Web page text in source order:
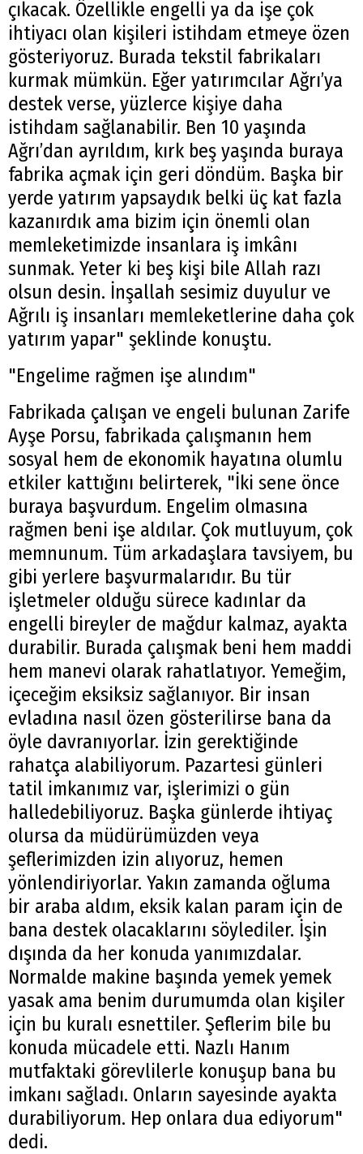
çıkacak. Özellikle engelli ya da işe çok
ihtiyacı olan kişileri istihdam etmeye özen
gösteriyoruz. Burada tekstil fabrikaları
kurmak mümkün. Eğer yatırımcılar Ağrı’ya
destek verse, yüzlerce kişiye daha
istihdam sağlanabilir. Ben 10 yaşında
Ağrı’dan ayrıldım, kırk beş yaşında buraya
fabrika açmak için geri döndüm. Başka bir
yerde yatırım yapsaydık belki üç kat fazla
kazanırdık ama bizim için önemli olan
memleketimizde insanlara iş imkânı
sunmak. Yeter ki beş kişi bile Allah razı
olsun desin. İnşallah sesimiz duyulur ve
Ağrılı iş insanları memleketlerine daha çok
yatırım yapar" şeklinde konuştu.
"Engelime rağmen işe alındım"
Fabrikada çalışan ve engeli bulunan Zarife
Ayşe Porsu, fabrikada çalışmanın hem
sosyal hem de ekonomik hayatına olumlu
etkiler kattığını belirterek, "İki sene önce
buraya başvurdum. Engelim olmasına
rağmen beni işe aldılar. Çok mutluyum, çok
memnunum. Tüm arkadaşlara tavsiyem, bu
gibi yerlere başvurmalarıdır. Bu tür
işletmeler olduğu sürece kadınlar da
engelli bireyler de mağdur kalmaz, ayakta
durabilir. Burada çalışmak beni hem maddi
hem manevi olarak rahatlatıyor. Yemeğim,
içeceğim eksiksiz sağlanıyor. Bir insan
evladına nasıl özen gösterilirse bana da
öyle davranıyorlar. İzin gerektiğinde
rahatça alabiliyorum. Pazartesi günleri
tatil imkanımız var, işlerimizi o gün
halledebiliyoruz. Başka günlerde ihtiyaç
olursa da müdürümüzden veya
şeflerimizden izin alıyoruz, hemen
yönlendiriyorlar. Yakın zamanda oğluma
bir araba aldım, eksik kalan param için de
bana destek olacaklarını söylediler. İşin
dışında da her konuda yanımızdalar.
Normalde makine başında yemek yemek
yasak ama benim durumumda olan kişiler
için bu kuralı esnettiler. Şeflerim bile bu
konuda mücadele etti. Nazlı Hanım
mutfaktaki görevlilerle konuşup bana bu
imkanı sağladı. Onların sayesinde ayakta
durabiliyorum. Hep onlara dua ediyorum"
dedi.
Arama
Popüler
Aramalar:
Ağrı
Doğubayazıt